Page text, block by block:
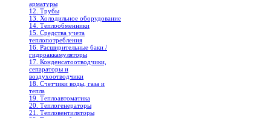
арматуры
12. Трубы
13. Холодильное oборудование
14. Теплообменники
15. Средства учета
теплопотребления
16. Расширительные баки /
гидроаккамуляторы
17. Конденсатоотводчики,
сепараторы и
воздухоотводчики
18. Счетчики воды, газа и
тепла
19. Теплоавтоматика
20. Теплогенераторы
21. Тепловентиляторы